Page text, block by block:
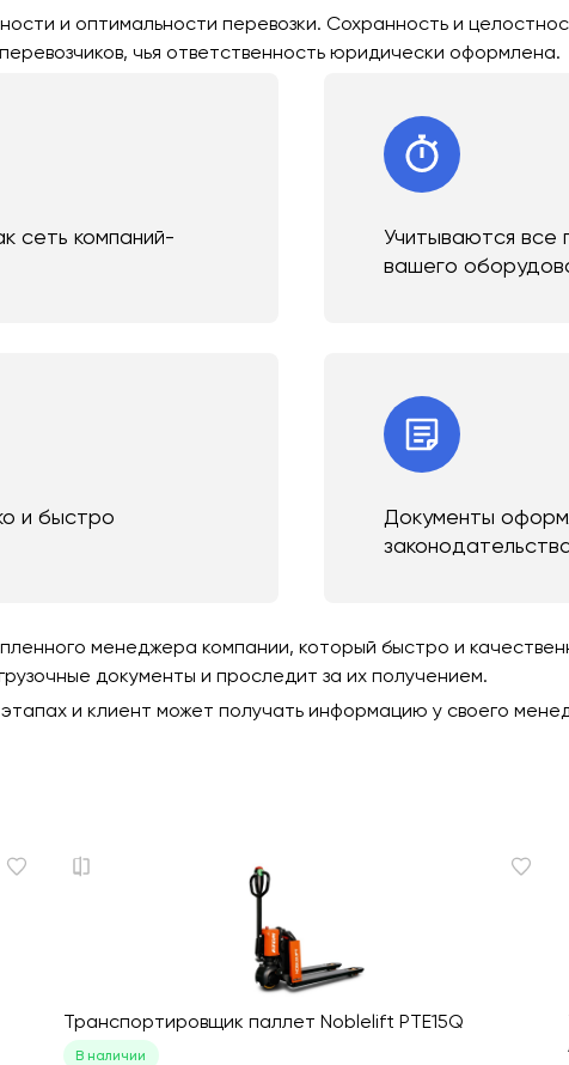
и оптимальности перевозки. Сохранность и
чья ответственность юридически оформлена.
сеть компаний-
Учитываются все
вашего
и быстро
Документы
менеджера компании, который быстро и
документы и проследит за их получением.
и клиент может получать информацию у своего
Транспортировщик паллет Noblelift PTE15Q
В наличии